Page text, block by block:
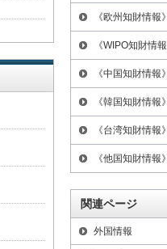
《欧州知財情報》
《WIPO知財情報
《中国知財情報》
《韓国知財情報》
《台湾知財情報》
《他国知財情報》
関連ページ
外国情報